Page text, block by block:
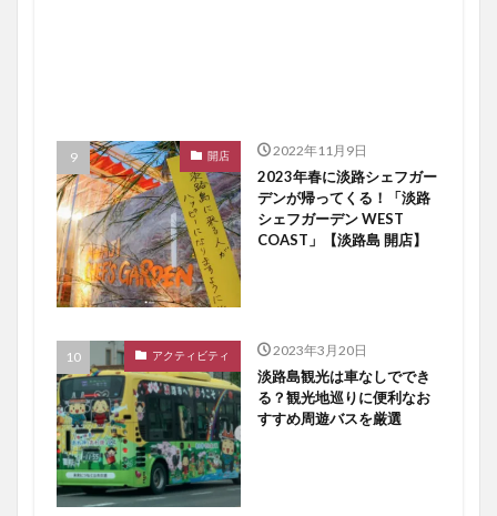
開店 2022年11月9日
2023年春に淡路シェフガー
デンが帰ってくる！「淡路
シェフガーデン WEST
COAST」【淡路島 開店】
アクティビティ 2023年3月20日
淡路島観光は車なしででき
る？観光地巡りに便利なお
すすめ周遊バスを厳選